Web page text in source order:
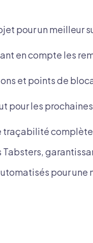
pour un meilleur
en compte les
et points de
pour les
traçabilité
pour